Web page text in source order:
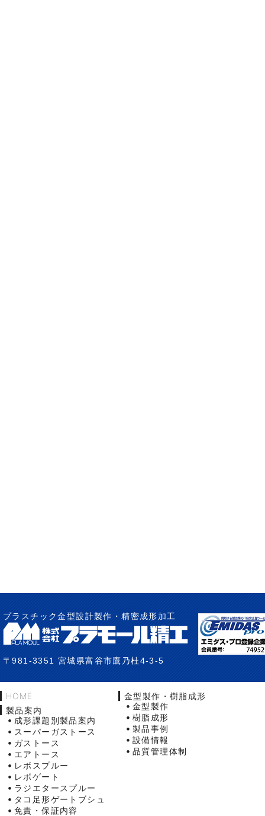
プラスチック金型設計製作・精密成形加工
〒981-3351 宮城県富谷市鷹乃杜4-3-5
HOME
製品案内
成形課題別製品案内
スーパーガストース
ガストース
エアトース
レボスプルー
レボゲート
ラジエタースプルー
タコ足形ゲートブシュ
免責・保証内容
金型製作・樹脂成形
金型製作
樹脂成形
製品事例
設備情報
品質管理体制